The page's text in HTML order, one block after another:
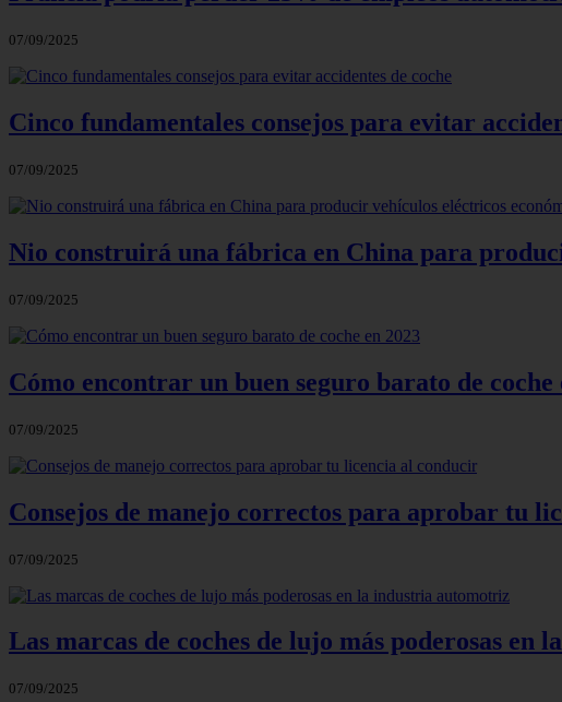
07/09/2025
Cinco fundamentales consejos para evitar
07/09/2025
Nio construirá una fábrica en China para
07/09/2025
Cómo encontrar un buen seguro barato de coche
07/09/2025
Consejos de manejo correctos para aprobar tu
07/09/2025
Las marcas de coches de lujo más poderosas en
07/09/2025